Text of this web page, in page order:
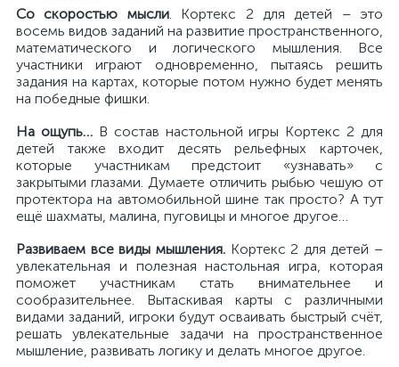
Со скоростью мысли. Кортекс 2 для детей – это
восемь видов заданий на развитие пространственного,
математического и логического мышления. Все
участники играют одновременно, пытаясь решить
задания на картах, которые потом нужно будет менять
на победные фишки.
На ощупь…В состав настольной игры Кортекс 2 для
детей также входит десять рельефных карточек,
которые участникам предстоит «узнавать» с
закрытыми глазами. Думаете отличить рыбью чешую от
протектора на автомобильной шине так просто? А тут
ещё шахматы, малина, пуговицы и многое другое…
Развиваем все виды мышления.Кортекс 2 для детей –
увлекательная и полезная настольная игра, которая
поможет участникам стать внимательнее и
сообразительнее. Вытаскивая карты с различными
видами заданий, игроки будут осваивать быстрый счёт,
решать увлекательные задачи на пространственное
мышление, развивать логику и делать многое другое.